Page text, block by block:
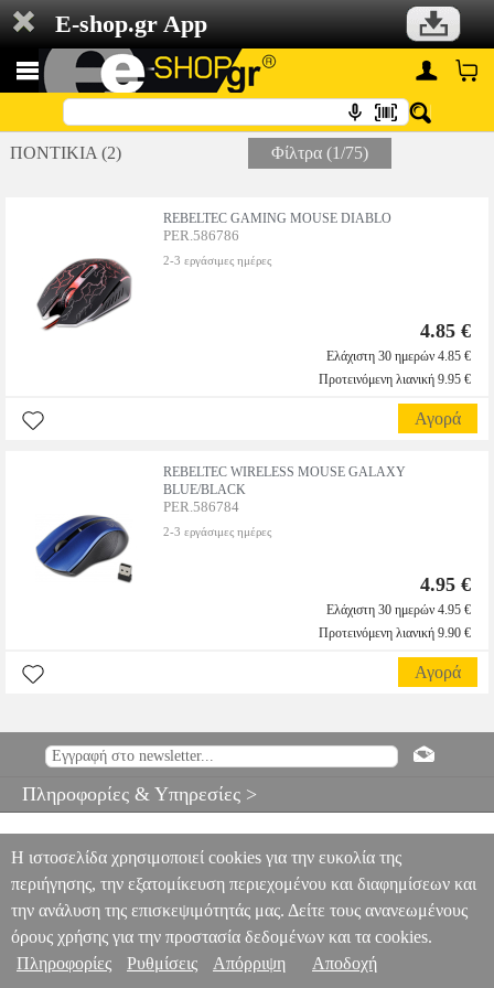
E-shop.gr App
ΠΟΝΤΙΚΙΑ (2) Φίλτρα (1/75)
REBELTEC GAMING MOUSE DIABLO
PER.586786
2-3 εργάσιμες ημέρες
4.85 €
Ελάχιστη 30 ημερών 4.85 €
Προτεινόμενη λιανική 9.95 €
Αγορά
REBELTEC WIRELESS MOUSE GALAXY
BLUE/BLACK
PER.586784
2-3 εργάσιμες ημέρες
4.95 €
Ελάχιστη 30 ημερών 4.95 €
Προτεινόμενη λιανική 9.90 €
Αγορά
Πληροφορίες & Υπηρεσίες >
Η ιστοσελίδα χρησιμοποιεί cookies για την ευκολία της
περιήγησης, την εξατομίκευση περιεχομένου και διαφημίσεων και
την ανάλυση της επισκεψιμότητάς μας. Δείτε τους ανανεωμένους
όρους χρήσης για την προστασία δεδομένων και τα cookies.
Πληροφορίες
Ρυθμίσεις Απόρριψη Αποδοχή